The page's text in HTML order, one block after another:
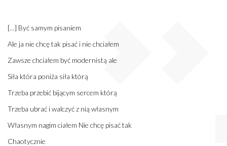
[…] Być samym pisaniem
Ale ja nie chcę tak pisać i nie chciałem
Zawsze chciałem być modernistą ale
Siła która poniża siła którą
Trzeba przebić bijącym sercem którą
Trzeba ubrać i walczyć z nią własnym
Własnym nagim ciałem Nie chcę pisać tak
Chaotycznie